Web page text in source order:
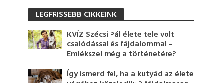
LEGFRISSEBB CIKKEINK
KVÍZ Szécsi Pál élete tele volt
csalódással és fájdalommal –
Emlékszel még a történetére?
Így ismerd fel, ha a kutyád az élete